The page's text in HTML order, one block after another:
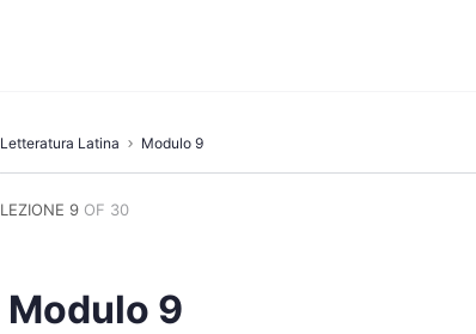
Letteratura Latina Modulo 9
LEZIONE 9 OF 30
Modulo 9